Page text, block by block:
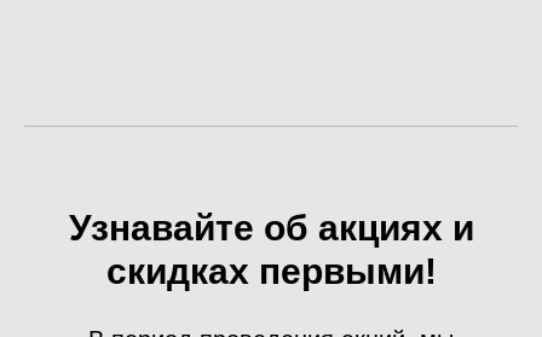
Узнавайте об акциях и
скидках первыми!